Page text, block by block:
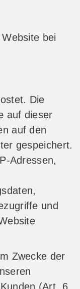
bei
Die
auf dieser
auf den
gespeichert.
Adressen,
und
Zwecke der
(Art. 6